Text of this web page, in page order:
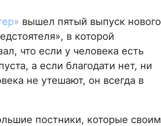
вышел пятый выпуск нового
в которой
что если у человека есть
а если благодати нет, ни
не утешают, он всегда в
постники, которые своим